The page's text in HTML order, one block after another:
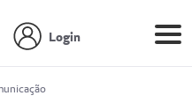
Login